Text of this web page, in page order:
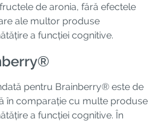
de aronia, fără efectele
ale multor produse
a funcției cognitive.
pentru Brainberry® este de
în comparație cu multe produse
a funcției cognitive. În